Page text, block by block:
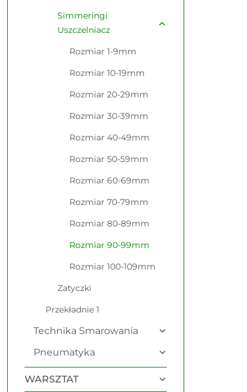
Simmeringi
Uszczelniacz
Rozmiar 1-9mm
Rozmiar 10-19mm
Rozmiar 20-29mm
Rozmiar 30-39mm
Rozmiar 40-49mm
Rozmiar 50-59mm
Rozmiar 60-69mm
Rozmiar 70-79mm
Rozmiar 80-89mm
Rozmiar 90-99mm
Rozmiar 100-109mm
Zatyczki
Przekładnie 1
Technika Smarowania
Pneumatyka
WARSZTAT